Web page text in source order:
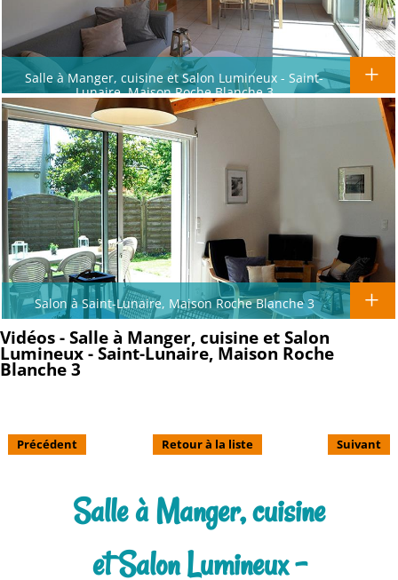
Salle à Manger, cuisine et Salon Lumineux - Saint-
Lunaire, Maison Roche Blanche 3
Salon à Saint-Lunaire, Maison Roche Blanche 3
Vidéos - Salle à Manger, cuisine et Salon
Lumineux - Saint-Lunaire, Maison Roche
Blanche 3
Précédent Retour à la liste Suivant
Salle à Manger, cuisine
et Salon Lumineux -